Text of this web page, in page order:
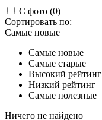
С фото (0)
Сортировать по:
Самые новые
Самые новые
Самые старые
Высокий рейтинг
Низкий рейтинг
Самые полезные
Ничего не найдено